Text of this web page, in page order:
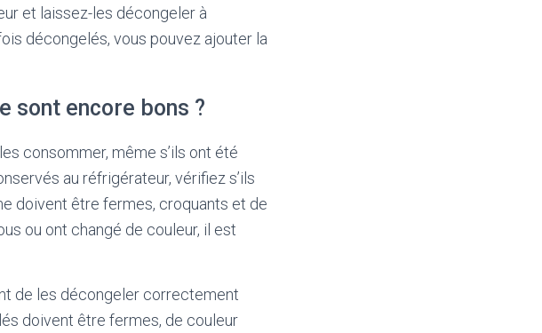
et laissez-les décongeler à
décongelés, vous pouvez ajouter la
sont encore bons ?
consommer, même s’ils ont été
au réfrigérateur, vérifiez s’ils
doivent être fermes, croquants et de
ou ont changé de couleur, il est
de les décongeler correctement
doivent être fermes, de couleur